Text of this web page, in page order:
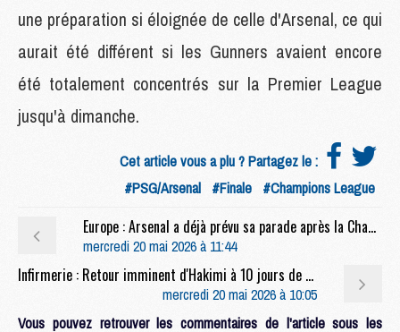
une préparation si éloignée de celle d'Arsenal, ce qui
aurait été différent si les Gunners avaient encore
été totalement concentrés sur la Premier League
jusqu'à dimanche.
Cet article vous a plu ? Partagez le :
#PSG/Arsenal #Finale #Champions League
Europe : Arsenal a déjà prévu sa parade après la Champions League
mercredi 20 mai 2026 à 11:44
Infirmerie : Retour imminent d'Hakimi à 10 jours de PSG/Arsenal
mercredi 20 mai 2026 à 10:05
Vous pouvez retrouver les commentaires de l'article sous les